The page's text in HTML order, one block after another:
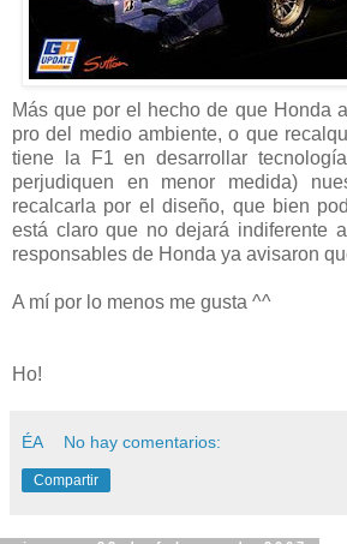
Más que por el hecho de que Honda
pro del medio ambiente, o que
tiene la F1 en desarrollar
perjudiquen en menor medida)
recalcarla por el diseño, que bien
está claro que no dejará indiferente
responsables de Honda ya avisaron
A mí por lo menos me gusta ^^
Ho!
ÉA No hay comentarios:
Compartir